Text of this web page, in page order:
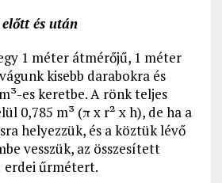
és után
1 méter átmérőjű, 1 méter
kisebb darabokra és
es keretbe. A rönk teljes
0,785 m³ (π x r² x h), de ha a
helyezzük, és a köztük lévő
vesszük, az összesített
erdei űrmétert.